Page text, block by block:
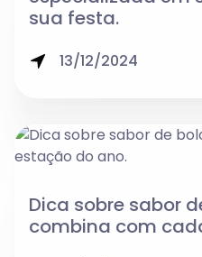
sua festa.
13/12/2024
Dica sobre sabor
combina com